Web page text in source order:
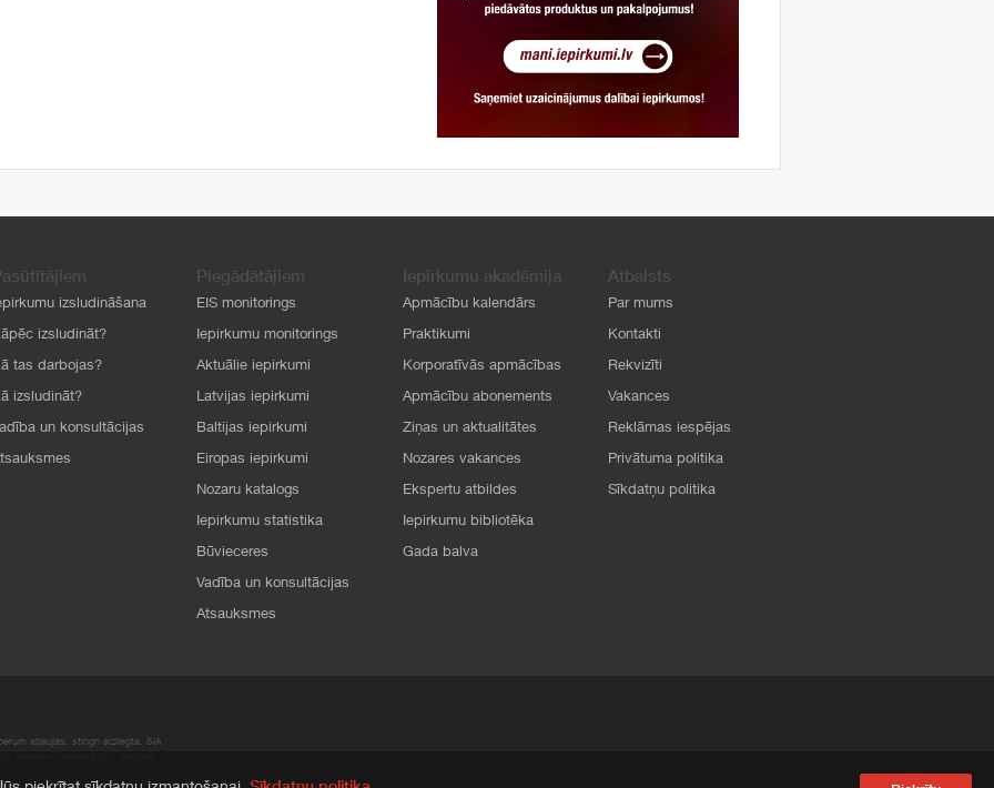
izsludināšana
izsludināt?
tas darbojas?
izsludināt?
un konsultācijas
Piegādātājiem
EIS monitorings
Iepirkumu monitorings
Aktuālie iepirkumi
Latvijas iepirkumi
Baltijas iepirkumi
Eiropas iepirkumi
Nozaru katalogs
Iepirkumu statistika
Būvieceres
Vadība un konsultācijas
Atsauksmes
Iepirkumu akadēmija
Apmācību kalendārs
Praktikumi
Korporatīvās apmācības
Apmācību abonements
Ziņas un aktualitātes
Nozares vakances
Ekspertu atbildes
Iepirkumu bibliotēka
Gada balva
Atbalsts
Par mums
Kontakti
Rekvizīti
Vakances
Reklāmas iespējas
Privātuma politika
Sīkdatņu politika
atļaujas, stingri aizliegta. SIA